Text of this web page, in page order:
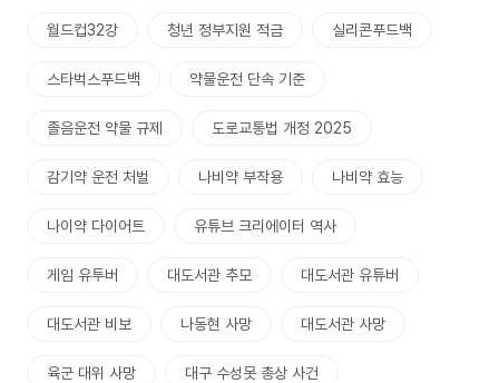
월드컵32강 청년 정부지원 적금 실리콘푸드백
스타벅스푸드백 약물운전 단속 기준
졸음운전 약물 규제 도로교통법 개정 2025
감기약 운전 처벌 나비약 부작용 나비약 효능
나이약 다이어트 유튜브 크리에이터 역사
게임 유투버 대도서관 추모 대도서관 유튜버
대도서관 비보 나동현 사망 대도서관 사망
육군 대위 사망 대구 수성못 총상 사건